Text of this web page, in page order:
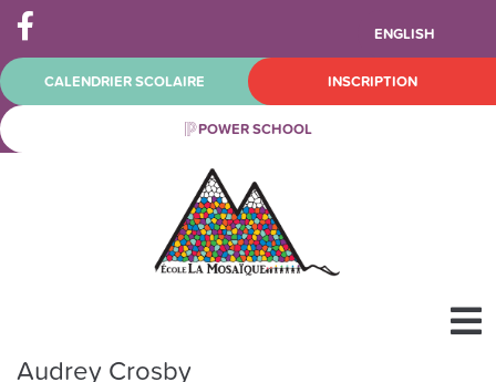
ENGLISH
CALENDRIER SCOLAIRE INSCRIPTION
POWER SCHOOL
Audrey Crosby